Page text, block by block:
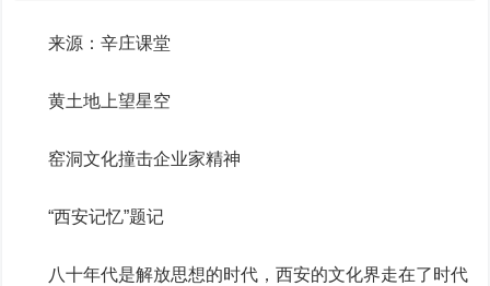
来源：辛庄课堂
黄土地上望星空
窑洞文化撞击企业家精神
“西安记忆”题记
八十年代是解放思想的时代，西安的文化界走在了时代